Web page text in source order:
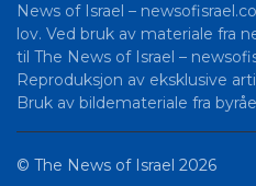
News of Israel –
lov. Ved bruk av materiale fra
til The News of Israel –
Reproduksjon av eksklusive
Bruk av bildemateriale fra
© The News of Israel 2026